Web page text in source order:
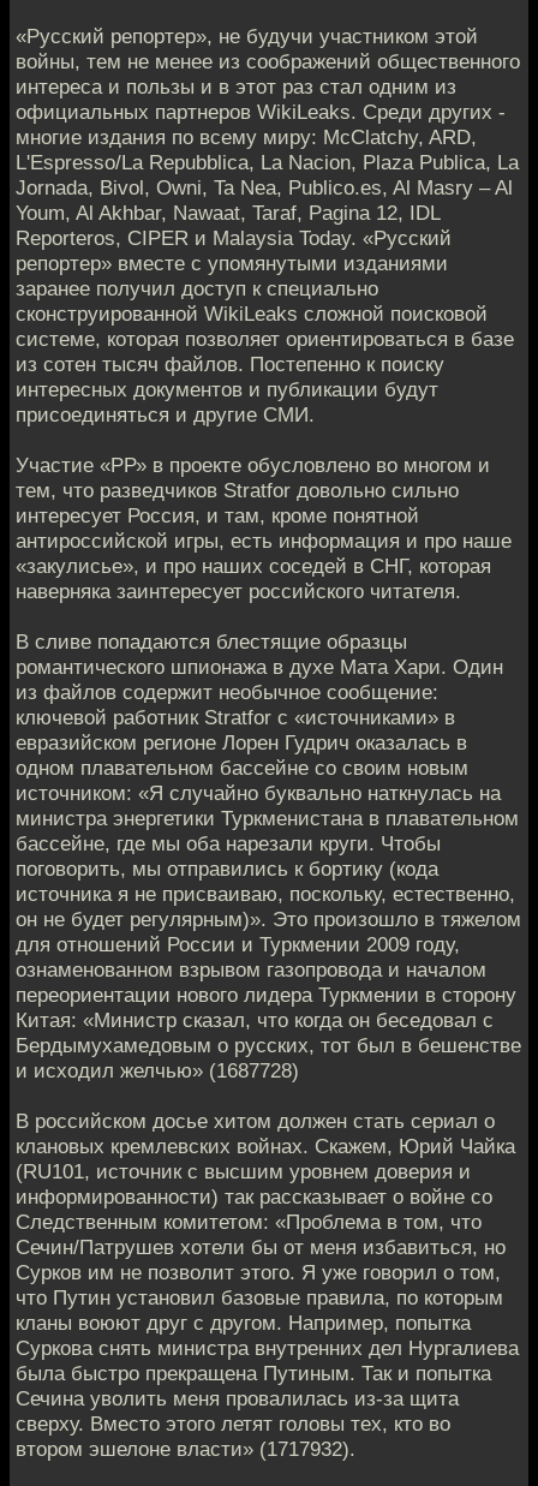
«Русский репортер», не будучи участником этой
войны, тем не менее из соображений общественного
интереса и пользы и в этот раз стал одним из
официальных партнеров WikiLeaks. Среди других -
многие издания по всему миру: McClatchy, ARD,
L'Espresso/La Repubblica, La Nacion, Plaza Publica, La
Jornada, Bivol, Owni, Ta Nea, Publico.es, Al Masry – Al
Youm, Al Akhbar, Nawaat, Taraf, Pagina 12, IDL
Reporteros, CIPER и Malaysia Today. «Русский
репортер» вместе с упомянутыми изданиями
заранее получил доступ к специально
сконструированной WikiLeaks сложной поисковой
системе, которая позволяет ориентироваться в базе
из сотен тысяч файлов. Постепенно к поиску
интересных документов и публикации будут
присоединяться и другие СМИ.
Участие «РР» в проекте обусловлено во многом и
тем, что разведчиков Stratfor довольно сильно
интересует Россия, и там, кроме понятной
антироссийской игры, есть информация и про наше
«закулисье», и про наших соседей в СНГ, которая
наверняка заинтересует российского читателя.
В сливе попадаются блестящие образцы
романтического шпионажа в духе Мата Хари. Один
из файлов содержит необычное сообщение:
ключевой работник Stratfor с «источниками» в
евразийском регионе Лорен Гудрич оказалась в
одном плавательном бассейне со своим новым
источником: «Я случайно буквально наткнулась на
министра энергетики Туркменистана в плавательном
бассейне, где мы оба нарезали круги. Чтобы
поговорить, мы отправились к бортику (кода
источника я не присваиваю, поскольку, естественно,
он не будет регулярным)». Это произошло в тяжелом
для отношений России и Туркмении 2009 году,
ознаменованном взрывом газопровода и началом
переориентации нового лидера Туркмении в сторону
Китая: «Министр сказал, что когда он беседовал с
Бердымухамедовым о русских, тот был в бешенстве
и исходил желчью» (1687728)
В российском досье хитом должен стать сериал о
клановых кремлевских войнах. Скажем, Юрий Чайка
(RU101, источник с высшим уровнем доверия и
информированности) так рассказывает о войне со
Следственным комитетом: «Проблема в том, что
Сечин/Патрушев хотели бы от меня избавиться, но
Сурков им не позволит этого. Я уже говорил о том,
что Путин установил базовые правила, по которым
кланы воюют друг с другом. Например, попытка
Суркова снять министра внутренних дел Нургалиева
была быстро прекращена Путиным. Так и попытка
Сечина уволить меня провалилась из-за щита
сверху. Вместо этого летят головы тех, кто во
втором эшелоне власти» (1717932).